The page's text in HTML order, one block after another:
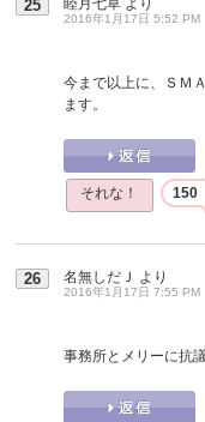
25
2016年1月17日 5:52 PM
今まで以上に、ＳＭ
ます。
それな！ 150
26 名無しだＪ より
2016年1月17日 7:55 PM
事務所とメリーに抗議